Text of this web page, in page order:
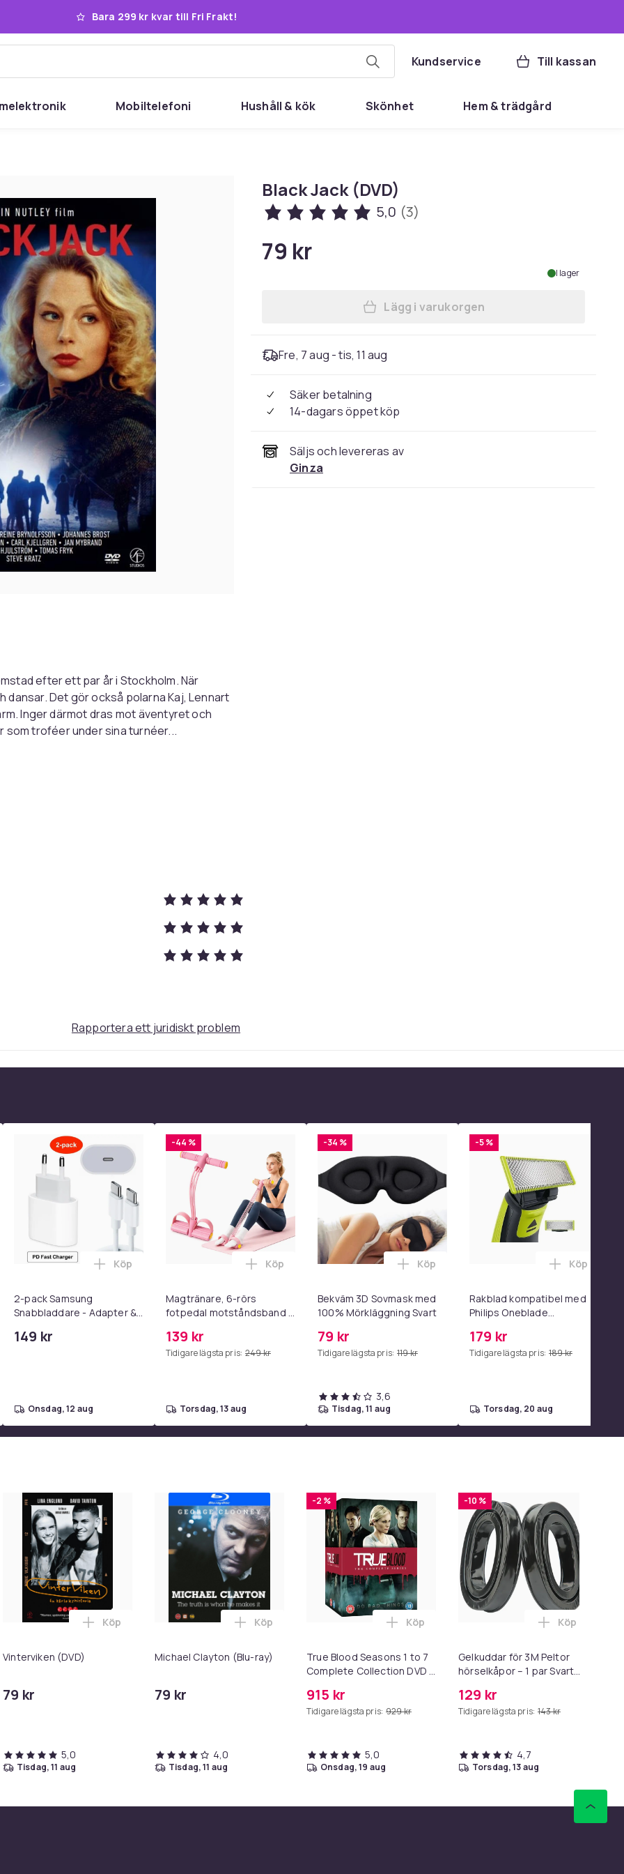
Bara 299 kr kvar till Fri Frakt!
Kundservice Till kassan
Mobiltelefoni Hushåll & kök Skönhet Hem & trädgård
efter ett par år i Stockholm. När
dansar. Det gör också polarna Kaj, Lennart
Inger därmot dras mot äventyret och
som troféer under sina turnéer...
Engelska
DVD
1dfad3b4-30c9-5676-95a5-d6c5d8b8b622
Black Jack (DVD)
5,0 (3)
79 kr
I lager
Lägg till Black Jack (DVD) i
Lägg i varukorgen
Fre, 7 aug - tis, 11 aug
Säker betalning
14-dagars öppet köp
Säljs och levereras av
Ginza
Rapportera ett juridiskt problem
med 2M USB-C till USB-C kabel i varukorgen
iPhone Laddare Snabbladdare - Adapter + Kabel 25W lightning - USB-C 2m i varukorgen
2-pack Samsung
Snabbladdare - Adapter &
149 kr
Lägg till 2-pack Samsung Snabbladdare - Adapter & Kabel 20W USB-C 2m i varukorgen
Köp
onsdag, 12 aug
-44 %
Magtränare, 6-rörs
fotpedal motståndsband –
& Hemmagym Fitness Pink
139 kr
Tidigare lägsta pris: 249 kr
Lägg till Magtränare, 6-rörs fotpedal motståndsband – Mag- och
Köp
torsdag, 13 aug
-34 %
Bekväm 3D Sovmask med
100% Mörkläggning Svart
79 kr
Tidigare lägsta pris: 119 kr
Lägg till Bekväm 3D Sovmask med
Köp
3,6
tisdag, 11 aug
-5 %
Rakblad kompatibel med
Philips Oneblade
pack.
179 kr
Tidigare lägsta pris: 189 kr
Lägg till
Köp
torsdag, 20 aug
2 X 1kg i varukorgen
Vinterviken (DVD)
79 kr
Lägg till Vinterviken (DVD) i varukorgen
Köp
5,0
tisdag, 11 aug
Michael Clayton (Blu-ray)
79 kr
Lägg till Michael Clayton (Blu-ray) i varukorgen
Köp
4,0
tisdag, 11 aug
-2 %
True Blood Seasons 1 to 7
Complete Collection DVD -
Norwegian. English
915 kr
Tidigare lägsta pris: 929 kr
Lägg till True Blood Seasons 1 to 7
Köp
5,0
onsdag, 19 aug
-10 %
Gelkuddar för 3M Peltor
hörselkåpor – 1 par Svart
129 kr
Tidigare lägsta pris: 143 kr
Lägg till
Köp
4,7
torsdag, 13 aug